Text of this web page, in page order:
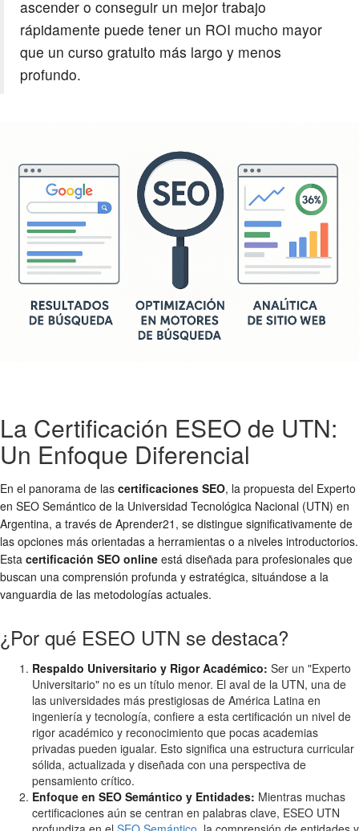
ascender o conseguir un mejor trabajo
rápidamente puede tener un ROI mucho mayor
que un curso gratuito más largo y menos
profundo.
La Certificación ESEO de UTN:
Un Enfoque Diferencial
En el panorama de las certificaciones SEO, la propuesta del Experto
en SEO Semántico de la Universidad Tecnológica Nacional (UTN) en
Argentina, a través de Aprender21, se distingue significativamente de
las opciones más orientadas a herramientas o a niveles introductorios.
Esta certificación SEO online está diseñada para profesionales que
buscan una comprensión profunda y estratégica, situándose a la
vanguardia de las metodologías actuales.
¿Por qué ESEO UTN se destaca?
Respaldo Universitario y Rigor Académico: Ser un "Experto
Universitario" no es un título menor. El aval de la UTN, una de
las universidades más prestigiosas de América Latina en
ingeniería y tecnología, confiere a esta certificación un nivel de
rigor académico y reconocimiento que pocas academias
privadas pueden igualar. Esto significa una estructura curricular
sólida, actualizada y diseñada con una perspectiva de
pensamiento crítico.
Enfoque en SEO Semántico y Entidades: Mientras muchas
certificaciones aún se centran en palabras clave, ESEO UTN